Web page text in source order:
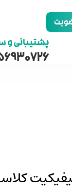
پشتیبانی و